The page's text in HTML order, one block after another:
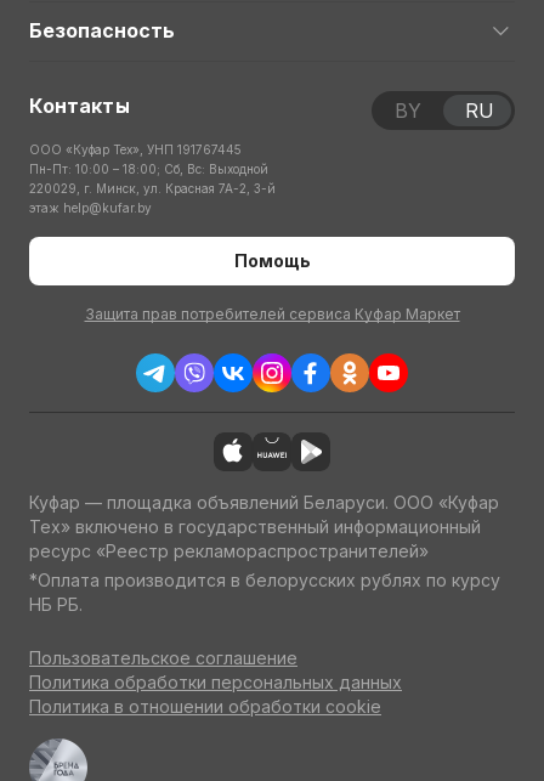
Безопасность
Контакты
ООО «Куфар Тех», УНП 191767445
Пн-Пт: 10:00 – 18:00; Сб, Вс: Выходной
220029, г. Минск, ул. Красная 7А-2, 3-й
этаж help@kufar.by
Помощь
Защита прав потребителей сервиса Куфар Маркет
BY RU
Куфар — площадка объявлений Беларуси. ООО «Куфар
Тех» включено в государственный информационный
ресурс «Реестр рекламораспространителей»
*Оплата производится в белорусских рублях по курсу
НБ РБ.
Пользовательское соглашение
Политика обработки персональных данных
Политика в отношении обработки cookie